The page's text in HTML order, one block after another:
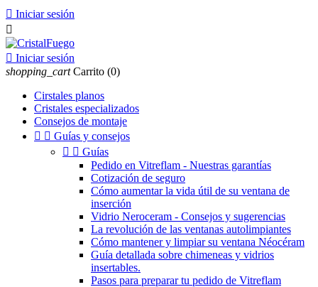
 Iniciar sesión

 Iniciar sesión
shopping_cart Carrito (0)
Cirstales planos
Cristales especializados
Consejos de montaje
  Guías y consejos
  Guías
Pedido en Vitreflam - Nuestras garantías
Cotización de seguro
Cómo aumentar la vida útil de su ventana de
inserción
Vidrio Neroceram - Consejos y sugerencias
La revolución de las ventanas autolimpiantes
Cómo mantener y limpiar su ventana Néocéram
Guía detallada sobre chimeneas y vidrios
insertables.
Pasos para preparar tu pedido de Vitreflam